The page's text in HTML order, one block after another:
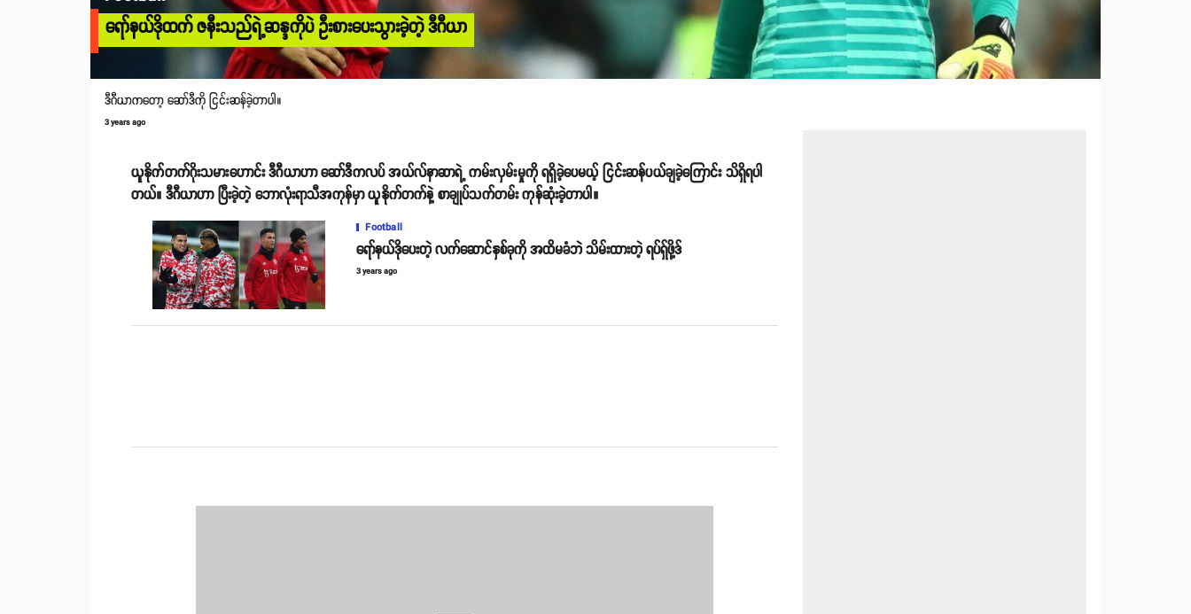
ရော်နယ်ဒိုထက် ဇနီးသည်ရဲ့ဆန္ဒကိုပဲ ဦးစားပေးသွားခဲ့တဲ့ ဒီဂီယာ
ဒီဂီယာကတော့ ဆော်ဒီကို ငြင်းဆန်ခဲ့တာပါ။
3 years ago
ယူနိုက်တက်ဂိုးသမားဟောင်း ဒီဂီယာဟာ ဆော်ဒီကလပ် အယ်လ်နာဆာရဲ့ ကမ်းလှမ်းမှုကို ရရှိခဲ့ပေမယ့် ငြင်းဆန်ပယ်ချခဲ့ကြောင်း သိရှိရပါ
တယ်။ ဒီဂီယာဟာ ပြီးခဲ့တဲ့ ဘောလုံးရာသီအကုန်မှာ ယူနိုက်တက်နဲ့ စာချုပ်သက်တမ်း ကုန်ဆုံးခဲ့တာပါ။
Football
ရော်နယ်ဒိုပေးတဲ့ လက်ဆောင်နှစ်ခုကို အထိမခံဘဲ သိမ်းထားတဲ့ ရပ်ရှ်ဖို့ဒ်
3 years ago